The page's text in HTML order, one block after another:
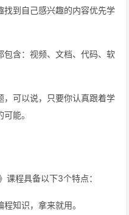
找到自己感兴趣的内容优先学
包含：视频、文档、代码、软
，可以说，只要你认真跟着学
能。
课程具备以下3个特点：
知识，拿来就用。